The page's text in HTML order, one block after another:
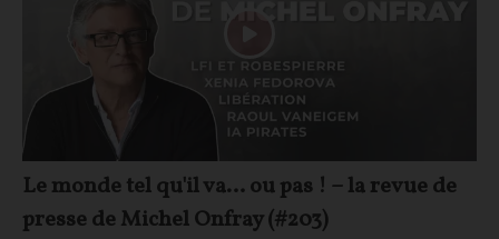
Le monde tel qu'il va… ou pas ! – la revue de
presse de Michel Onfray (#203)